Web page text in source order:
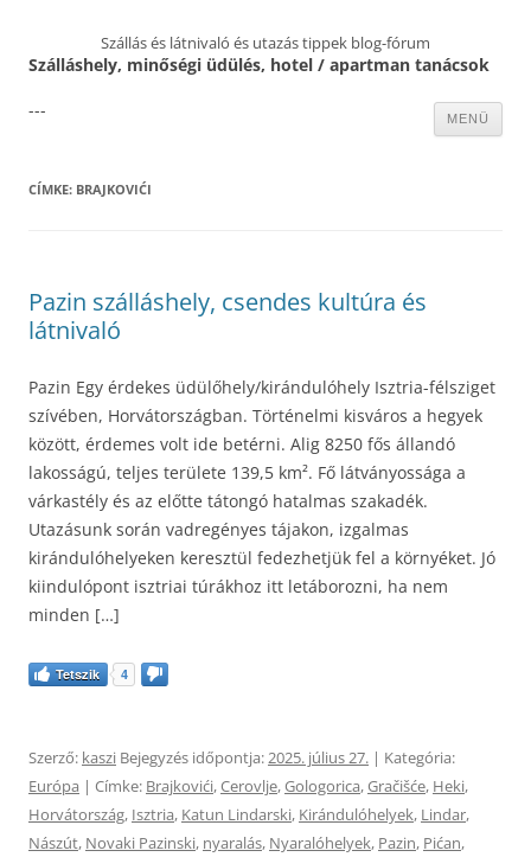
Szállás és látnivaló és utazás tippek blog-fórum
Szálláshely, minőségi üdülés, hotel / apartman tanácsok
MENÜ
---
CÍMKE: BRAJKOVIĆI
Pazin szálláshely, csendes kultúra és
látnivaló
Pazin Egy érdekes üdülőhely/kirándulóhely Isztria-félsziget
szívében, Horvátországban. Történelmi kisváros a hegyek
között, érdemes volt ide betérni. Alig 8250 fős állandó
lakosságú, teljes területe 139,5 km². Fő látványossága a
várkastély és az előtte tátongó hatalmas szakadék.
Utazásunk során vadregényes tájakon, izgalmas
kirándulóhelyeken keresztül fedezhetjük fel a környéket. Jó
kiindulópont isztriai túrákhoz itt letáborozni, ha nem
minden […]
Tetszik 4
Szerző: kaszi Bejegyzés időpontja:2025. július 27. | Kategória:
Európa | Címke: Brajkovići,Cerovlje,Gologorica,Gračišće, Heki,
Horvátország, Isztria, Katun Lindarski, Kirándulóhelyek, Lindar,
Nászút, Novaki Pazinski, nyaralás, Nyaralóhelyek, Pazin, Pićan,